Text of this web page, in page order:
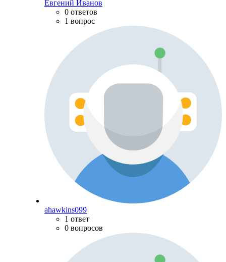
Евгений Иванов
0 ответов
1 вопрос
ahawkins099
1 ответ
0 вопросов